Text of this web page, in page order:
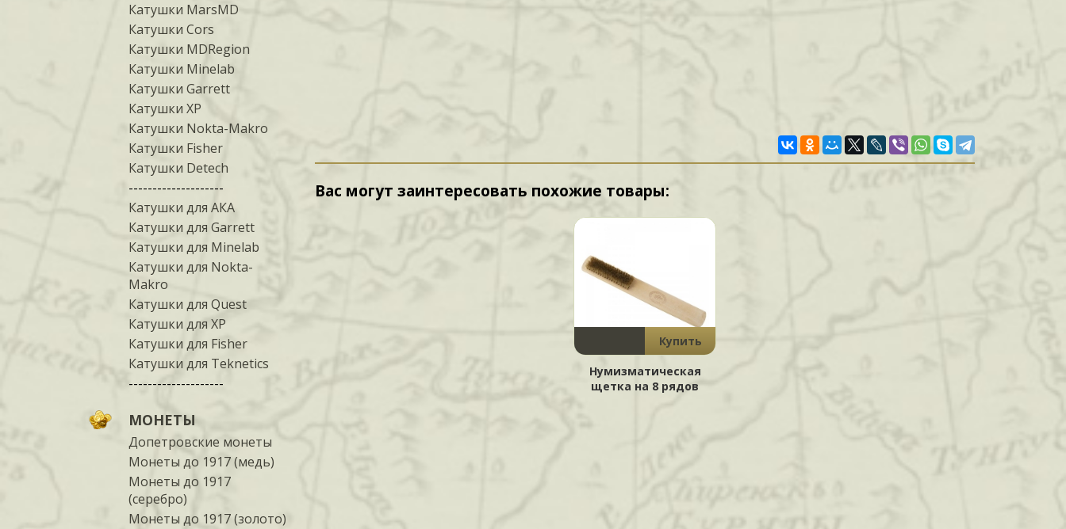
Катушки MarsMD
Катушки Cors
Катушки MDRegion
Катушки Minelab
Катушки Garrett
Катушки XP
Катушки Nokta-Makro
Катушки Fisher
Катушки Detech
--------------------
Катушки для АКА
Катушки для Garrett
Катушки для Minelab
Катушки для Nokta-
Makro
Катушки для Quest
Катушки для XP
Катушки для Fisher
Катушки для Teknetics
--------------------
МОНЕТЫ
Допетровские монеты
Монеты до 1917 (медь)
Монеты до 1917
(серебро)
Монеты до 1917 (золото)
Вас могут заинтересовать похожие товары:
Купить
Нумизматическая
щетка на 8 рядов